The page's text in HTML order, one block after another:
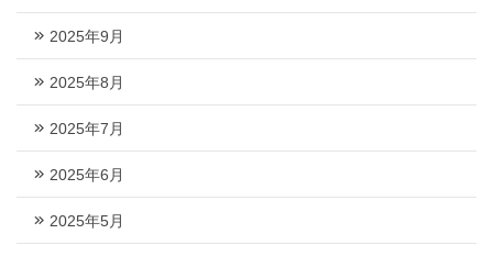
2025年9月
2025年8月
2025年7月
2025年6月
2025年5月